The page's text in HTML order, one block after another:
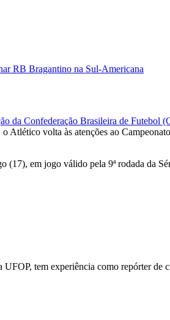
RB Bragantino na Sul-Americana
da Confederação Brasileira de Futebol
Atlético volta às atenções ao
(17), em jogo válido pela 9ª rodada da
tem experiência como repórter